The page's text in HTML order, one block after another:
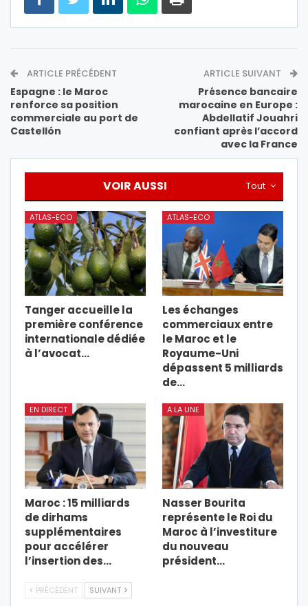
ARTICLE PRÉCÉDENT
Espagne : le Maroc
renforce sa position
commerciale au port de
Castellón
ARTICLE SUIVANT
Présence bancaire
marocaine en Europe :
Abdellatif Jouahri
confiant après l’accord
avec la France
Tout
VOIR AUSSI
ATLAS-ECO
Tanger accueille la
première conférence
internationale dédiée
à l’avocat…
ATLAS-ECO
Les échanges
commerciaux entre
le Maroc et le
Royaume-Uni
dépassent 5 milliards
de…
EN DIRECT
Maroc : 15 milliards
de dirhams
supplémentaires
pour accélérer
l’insertion des…
A LA UNE
Nasser Bourita
représente le Roi du
Maroc à l’investiture
du nouveau
président…
PRÉCÉDENT SUIVANT